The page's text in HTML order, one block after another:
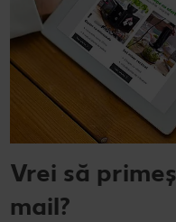
Vrei să
mail?